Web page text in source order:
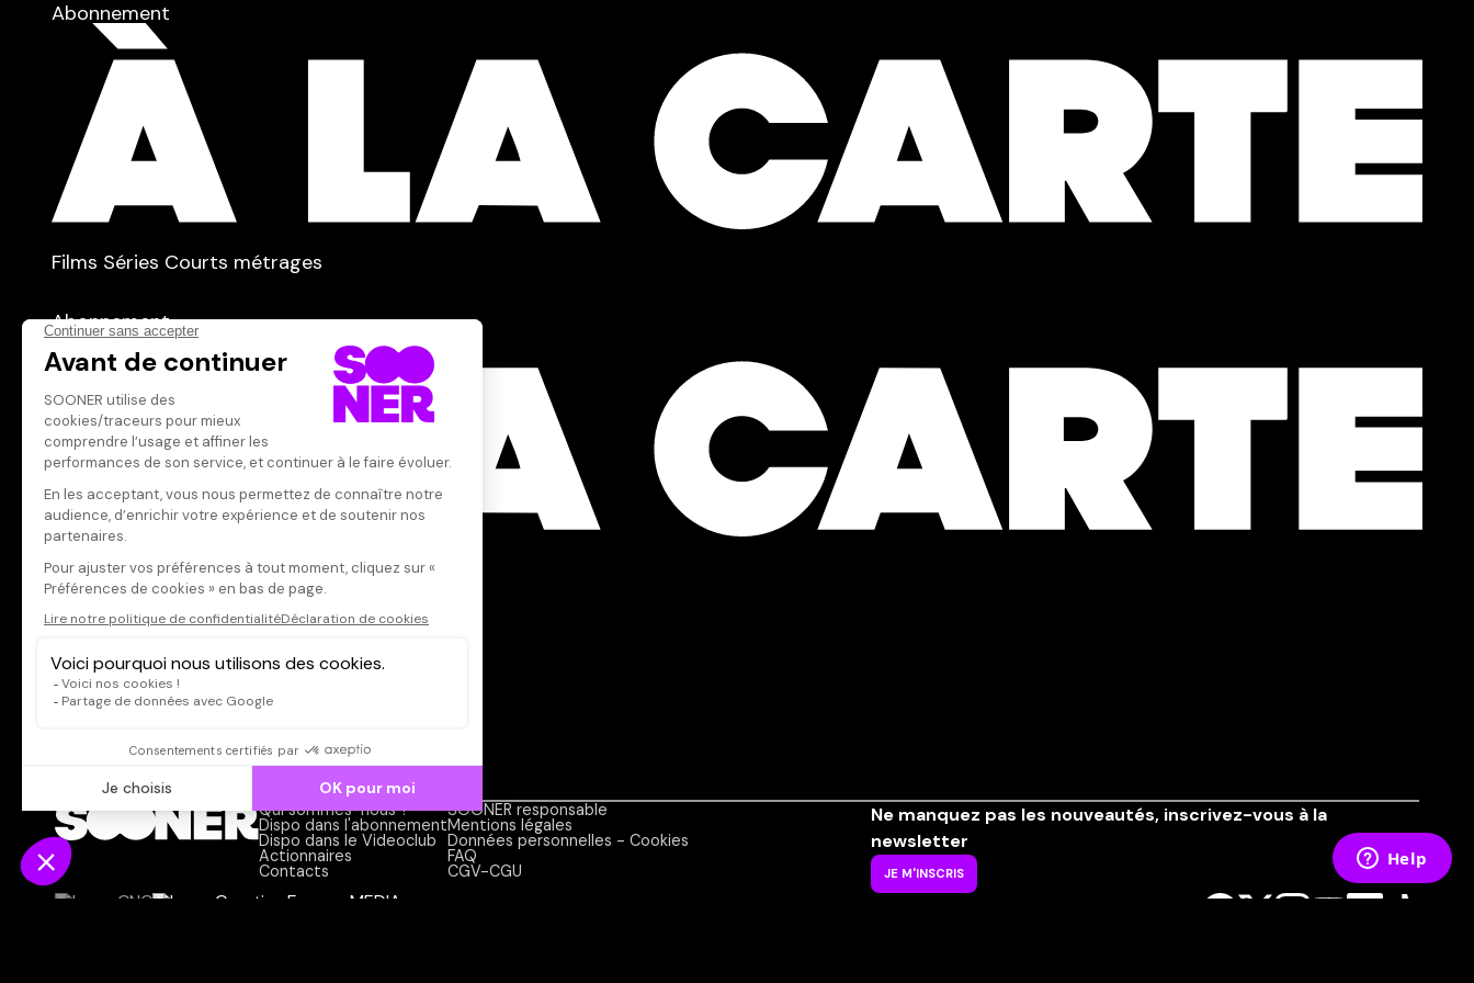
Abonnement
Films Séries Courts métrages
Abonnement
Acteur·rice
Qui sommes-nous ?
Dispo dans l'abonnement
Dispo dans le Videoclub
Actionnaires
Contacts
SOONER responsable
Mentions légales
Données personnelles - Cookies
FAQ
CGV-CGU
Ne manquez pas les nouveautés, inscrivez-vous à la
newsletter
JE M'INSCRIS